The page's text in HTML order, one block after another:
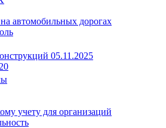
автомобильных дорогах
05.11.2025
учету для организаций